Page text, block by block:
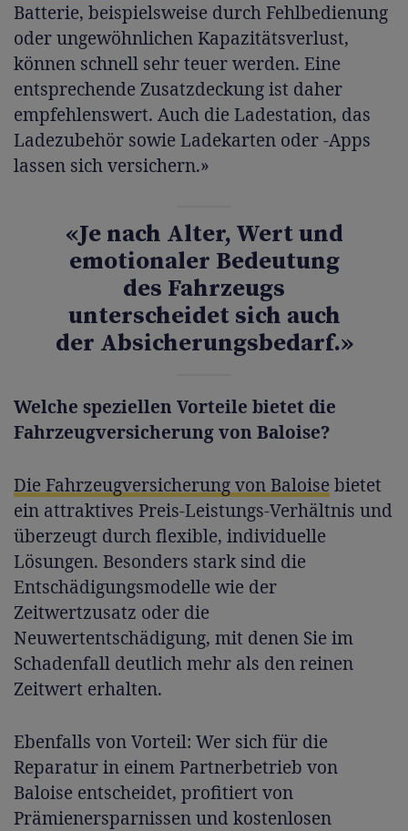
Batterie, beispielsweise durch Fehlbedienung
oder ungewöhnlichen Kapazitätsverlust,
können schnell sehr teuer werden. Eine
entsprechende Zusatzdeckung ist daher
empfehlenswert. Auch die Ladestation, das
Ladezubehör sowie Ladekarten oder -Apps
lassen sich versichern.»
«Je nach Alter, Wert und
emotionaler Bedeutung
des Fahrzeugs
unterscheidet sich auch
der Absicherungsbedarf.»
Welche speziellen Vorteile bietet die
Fahrzeugversicherung von Baloise?
Die Fahrzeugversicherung von Baloisebietet
ein attraktives Preis-Leistungs-Verhältnis und
überzeugt durch flexible, individuelle
Lösungen. Besonders stark sind die
Entschädigungsmodelle wie der
Zeitwertzusatz oder die
Neuwertentschädigung, mit denen Sie im
Schadenfall deutlich mehr als den reinen
Zeitwert erhalten.
Ebenfalls von Vorteil: Wer sich für die
Reparatur in einem Partnerbetrieb von
Baloise entscheidet, profitiert von
Prämienersparnissen und kostenlosen